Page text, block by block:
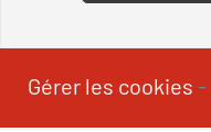
Gérer les cookies -